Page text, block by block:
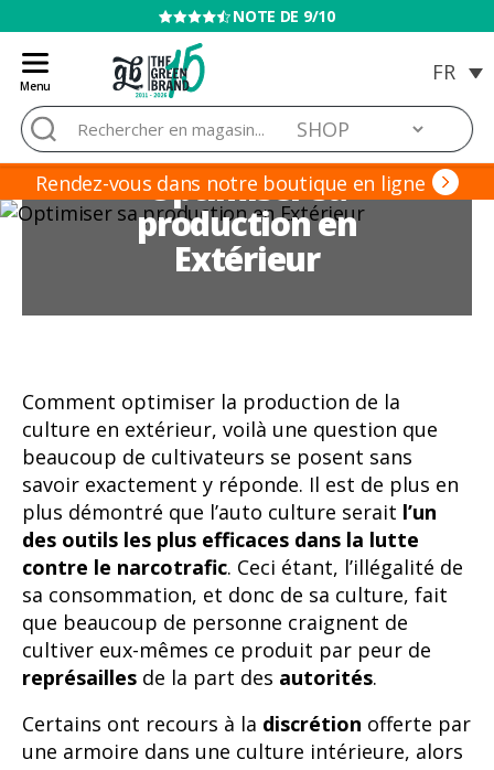
VENTE INTERDITE AUX MINEURS
Menu
Blog
de
Grow
Barato
Rechercher :
Rendez-vous dans notre boutique en ligne
Optimiser sa
production en
Extérieur
Comment optimiser la production de la
culture en extérieur, voilà une question que
beaucoup de cultivateurs se posent sans
savoir exactement y réponde. Il est de plus en
plus démontré que l’auto culture serait l’un
des outils les plus efficaces dans la lutte
contre le narcotrafic. Ceci étant, l’illégalité de
sa consommation, et donc de sa culture, fait
que beaucoup de personne craignent de
cultiver eux-mêmes ce produit par peur de
représailles de la part des autorités.
Certains ont recours à la discrétion offerte par
une armoire dans une culture intérieure, alors